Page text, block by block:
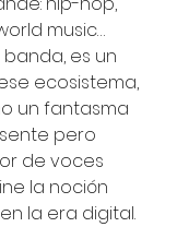
music…
es un
ecosistema,
un fantasma
pero
de voces
la noción
la era digital.